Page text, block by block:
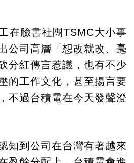
在臉書社團TSMC大小事
公司高層「想改就改、毫
分紅傳言惹議，也有不少
的工作文化，甚至揚言要
不過台積電在今天發聲澄
知到公司在台灣有著越來